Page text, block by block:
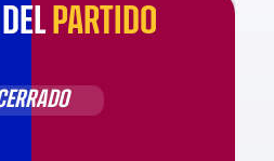
PARTIDO